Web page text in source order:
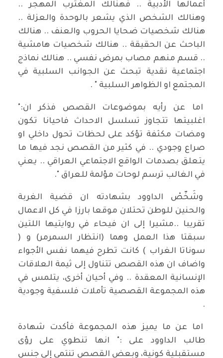
أعمالها الأدبية .. فهنالك المغترب المهجر ..
وهنالك الشخص الذي يشعر بالوحدة والعزلة ..
هنالك شخصيات ضحايا الحروب والعنف .. هنالك
الباحث عن الحقيقة .. هنالك شخصيات هامشية
.. قسم منهم مصاب بمرض نفسي .. هنالك نماذج
اجتماعية نقدية تبحث عن الجوانب السلبية في
المجتمع او الظواهر السلبية " .
اما عن رأيه بموضوعات القصص فذكر ان:"
اغلبيتها تتجاوز تسلسل الاحداث فاحيانا تكون
ومضات مكثفة تؤكد على لحظات تحول داخلي او
صراع وجودي .. في كثير من القصص نجد فيها ما
يتعلق بصدمات الواقع الاجتماعي العراقي .. يعني
في الغالب ترسم لوحات مؤلمة للعراق ".
وشَخّصْ الداوود بشهادته ان قضية الغربة
والحنين للوطن تحتلان موقعا بارزا في كل الاعمال
تقريبا ..مشيرا إلى ان فيحاء في روايتيها اللتين
سبقتا هذا العمل وهما (انتظار السمرمر) و (
سوناتا الغراب ) كانت تطرح فيهما نفس الأجواء
واضاف ان هذه القصص تتناول إلى ثيمة العلاقات
الإنسانية المعقدة .. وفي أحيان أخرى، يتلمس في
هذه المجموعة القصصية تأملات فلسفية وجودية
.
اما عن ما يميز هذه المجموعة فأكدت شهادة
طالب الداوود على :" انها تنطوي على رؤى
مستقبلية كونية، وبعض القصص تنتمي إلى جنس